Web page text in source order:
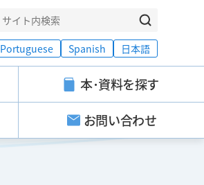
Portuguese Spanish 日本語
本･資料を探す
お問い合わせ